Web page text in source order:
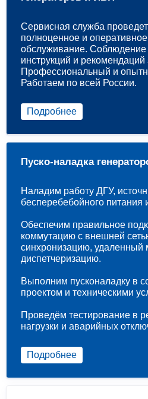
Сервисная служба проведет
полноценное и
обслуживание. Соблюдение
инструкций и рекомендаций
Профессиональный и
Работаем по всей России.
Подробнее
Пуско-наладка
Наладим работу ДГУ,
бесперебебойного питания
Обеспечим правильное
коммутацию с внешней
синхронизацию, удаленный
диспетчеризацию.
Выполним пусконаладку в
проектом и техническими
Проведём тестирование в
нагрузки и аварийных
Подробнее